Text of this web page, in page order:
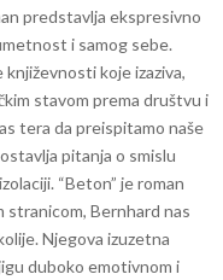
predstavlja ekspresivno
i samog sebe.
koje izaziva,
stavom prema društvu i
tera da preispitamo naše
pitanja o smislu
“Beton” je roman
stranicom, Bernhard nas
Njegova izuzetna
duboko emotivnom i